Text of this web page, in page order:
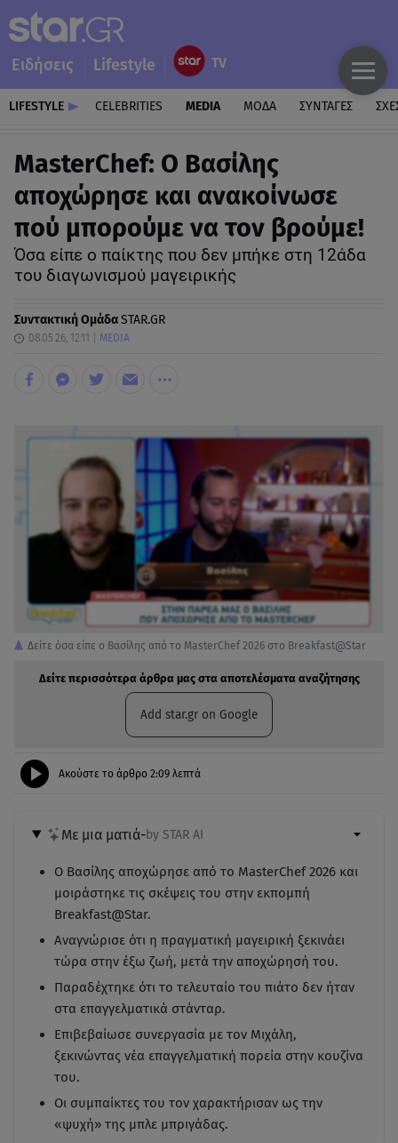
Ειδήσεις Lifestyle
LIFESTYLE CELEBRITIES MEDIA ΜΟΔΑ ΣΥΝΤΑΓΕΣ
MasterChef: Ο Βασίλης
αποχώρησε και ανακοίνωσε
πού μπορούμε να τον βρούμε!
Όσα είπε ο παίκτης που δεν μπήκε στη 12άδα
του διαγωνισμού μαγειρικής
Συντακτική ΟμάδαSTAR.GR
08.05.26, 12:11 MEDIA
Δείτε όσα είπε ο Βασίλης από το MasterChef 2026 στο Breakfast@Star
Δείτε περισσότερα άρθρα μας στα αποτελέσματα αναζήτησης
Add star.gr on Google
Ακούστε το άρθρο 2:09 λεπτά
Με μια ματιά-by STAR AI
Ο Βασίλης αποχώρησε από το MasterChef 2026 και
μοιράστηκε τις σκέψεις του στην εκπομπή
Breakfast@Star.
Αναγνώρισε ότι η πραγματική μαγειρική ξεκινάει
τώρα στην έξω ζωή, μετά την αποχώρησή του.
Παραδέχτηκε ότι το τελευταίο του πιάτο δεν ήταν
στα επαγγελματικά στάνταρ.
Επιβεβαίωσε συνεργασία με τον Μιχάλη,
ξεκινώντας νέα επαγγελματική πορεία στην κουζίνα
του.
Οι συμπαίκτες του τον χαρακτήρισαν ως την
«ψυχή» της μπλε μπριγάδας.